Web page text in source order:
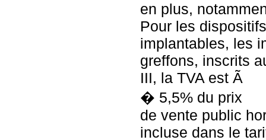
en plus,
Pour les
implantables, les
greffons, inscrits
III, la TVA est Ã
� 5,5% du prix
de vente public
incluse dans le